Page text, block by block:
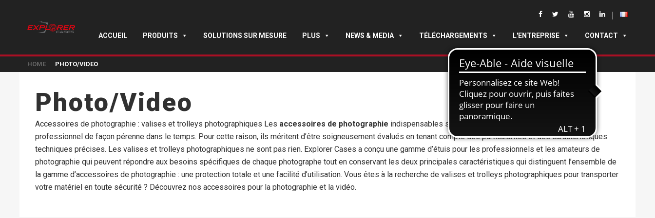
ACCUEIL PRODUITS SOLUTIONS SUR MESURE PLUS NEWS & MEDIA TÉLÉCHARGEMENTS L'ENTREPRISE CONTACT
HOME PHOTO/VIDEO
Photo/Video
Accessoires de photographie : valises et trolleys photographiques Les accessoires de photographie indispensables sont ceux qui peuvent soutenir l’activité d’un
professionnel de façon pérenne dans le temps. Pour cette raison, ils méritent d’être soigneusement évalués en tenant compte des particularités et des caractéristiques
techniques précises. Les valises et trolleys photographiques ne sont pas rien. Explorer Cases a conçu une gamme d’étuis pour les professionnels et les amateurs de
photographie qui peuvent répondre aux besoins spécifiques de chaque photographe tout en conservant les deux principales caractéristiques qui distinguent l’ensemble de
la gamme d’accessoires de photographie : une protection totale et une facilité d’utilisation. Vous êtes à la recherche de valises et trolleys photographiques pour transporter
votre matériel en toute sécurité ? Découvrez nos accessoires pour la photographie et la vidéo.